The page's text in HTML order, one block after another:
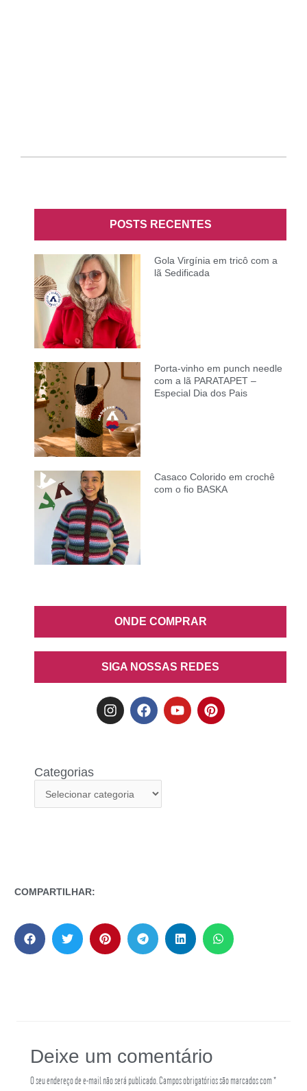
POSTS RECENTES
Gola Virgínia em tricô com a
lã Sedificada
Porta-vinho em punch needle
com a lã PARATAPET –
Especial Dia dos Pais
Casaco Colorido em crochê
com o fio BASKA
ONDE COMPRAR
SIGA NOSSAS REDES
Categorias
COMPARTILHAR:
Deixe um comentário
O seu endereço de e-mail não será publicado.Campos obrigatórios são marcados com*